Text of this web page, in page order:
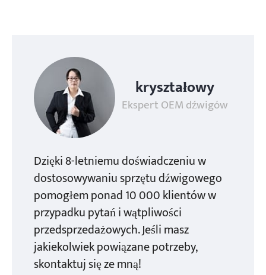
kryształowy
Ekspert OEM dźwigów
Dzięki 8-letniemu doświadczeniu w
dostosowywaniu sprzętu dźwigowego
pomogłem ponad 10 000 klientów w
przypadku pytań i wątpliwości
przedsprzedażowych. Jeśli masz
jakiekolwiek powiązane potrzeby,
skontaktuj się ze mną!